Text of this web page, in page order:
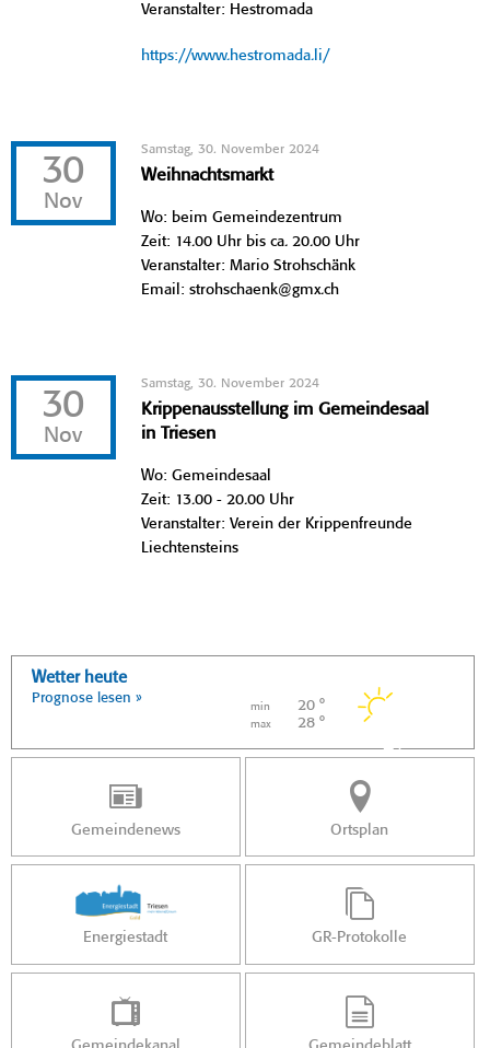
Veranstalter: Hestromada
https://www.hestromada.li/
30
Nov
Samstag, 30. November 2024
Weihnachtsmarkt
Wo: beim Gemeindezentrum
Zeit: 14.00 Uhr bis ca. 20.00 Uhr
Veranstalter: Mario Strohschänk
Email: strohschaenk@gmx.ch
30
Nov
Samstag, 30. November 2024
Krippenausstellung im Gemeindesaal
in Triesen
Wo: Gemeindesaal
Zeit: 13.00 - 20.00 Uhr
Veranstalter: Verein der Krippenfreunde
Liechtensteins
Wetter heute
Prognose lesen »
min 20 °
max 28 °
Gemeindenews Ortsplan
Energiestadt GR-Protokolle